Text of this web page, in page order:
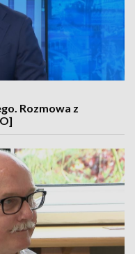
Rozmowa z